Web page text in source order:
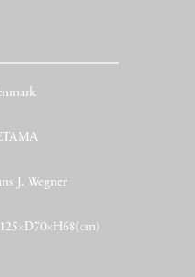
J. Wegner